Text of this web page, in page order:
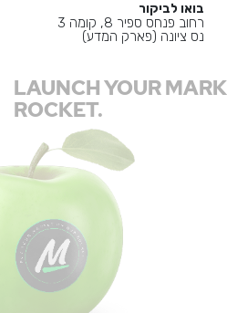
בואו לביקור
רחוב פנחס ספיר 8, קומה 3
נס ציונה (פארק המדע)
LAUNCH YOUR
ROCKET.